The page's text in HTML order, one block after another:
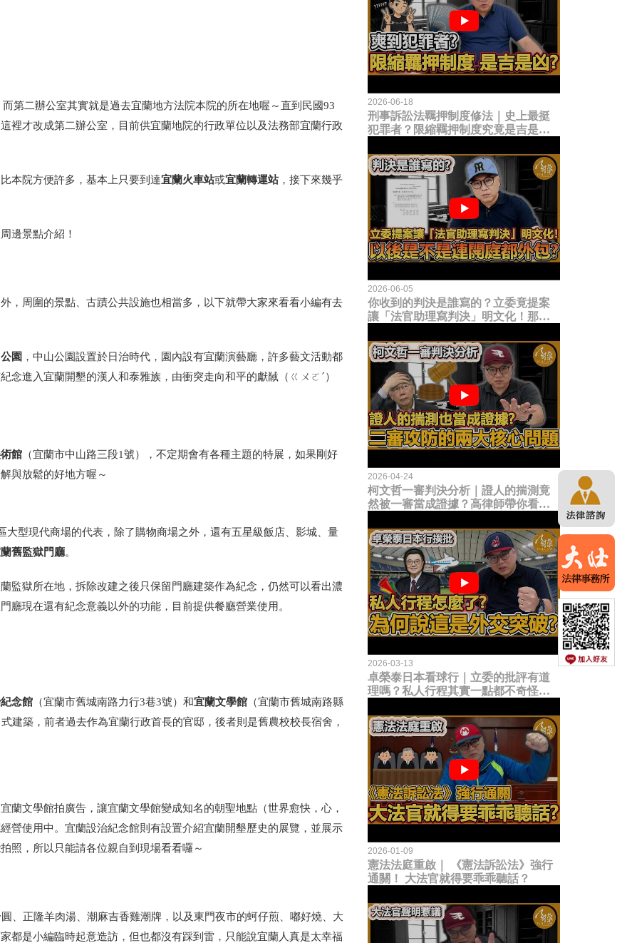
而第二辦公室其實就是過去宜蘭地方法院本院的所在地喔～直到民國93
裡才改成第二辦公室，目前供宜蘭地院的行政單位以及法務部宜蘭行政
本院方便許多，基本上只要到達宜蘭火車站或宜蘭轉運站，接下來幾乎
邊景點介紹！
，周圍的景點、古蹟公共設施也相當多，以下就帶大家來看看小編有去
園 ，中山公園設置於日治時代，園內設有宜蘭演藝廳，許多藝文活動都
進入宜蘭開墾的漢人和泰雅族，由衝突走向和平的獻馘（ㄍㄨㄛˊ）
館 （宜蘭市中山路三段1號），不定期會有各種主題的特展，如果剛好
與放鬆的好地方喔～
大型現代商場的代表，除了購物商場之外，還有五星級飯店、影城、量
舊監獄門廳。
監獄所在地，拆除改建之後只保留門廳建築作為紀念，仍然可以看出濃
廳現在還有紀念意義以外的功能，目前提供餐廳營業使用。
念館 （宜蘭市舊城南路力行3巷3號）和宜蘭文學館 （宜蘭市舊城南路縣
建築，前者過去作為宜蘭行政首長的官邸，後者則是舊農校校長宿舍，
蘭文學館拍廣告，讓宜蘭文學館變成知名的朝聖地點（世界愈快，心，
營使用中。宜蘭設治紀念館則有設置介紹宜蘭開墾歷史的展覽，並展示
照，所以只能請各位親自到現場看看囉～
、正隆羊肉湯、潮麻吉香雞潮牌，以及東門夜市的蚵仔煎、嘟好燒、大
都是小編臨時起意造訪，但也都沒有踩到雷，只能說宜蘭人真是太幸福
2026-06-18
刑事訴訟法羈押制度修法｜史上最挺
犯罪者？限縮羈押制度究竟是吉是
2026-06-05
你收到的判決是誰寫的？立委竟提案
讓「法官助理寫判決」明文化！那以
2026-04-24
柯文哲一審判決分析｜證人的揣測竟
然被一審當成證據？高律師帶你看未
2026-03-13
卓榮泰日本看球行｜立委的批評有道
理嗎？私人行程其實一點都不奇怪？
2026-01-09
憲法法庭重啟｜ 《憲法訴訟法》強行
通關！ 大法官就得要乖乖聽話？